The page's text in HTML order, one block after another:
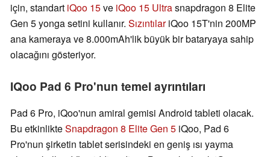
için, standart iQoo 15ve iQoo 15 Ultrasnapdragon 8 Elite
Gen 5 yonga setini kullanır. SızıntılariQoo 15T'nin 200MP
ana kameraya ve 8.000mAh'lik büyük bir bataryaya sahip
olacağını gösteriyor.
IQoo Pad 6 Pro'nun temel ayrıntıları
Pad 6 Pro, iQoo'nun amiral gemisi Android tableti olacak.
Bu etkinlikteSnapdragon 8 Elite Gen 5 iQoo, Pad 6
Pro'nun şirketin tablet serisindeki en geniş ısı yayma